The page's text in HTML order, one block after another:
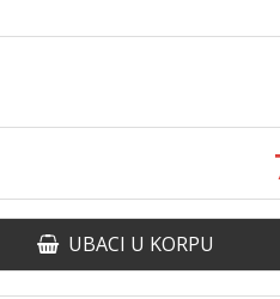
UBACI U KORPU